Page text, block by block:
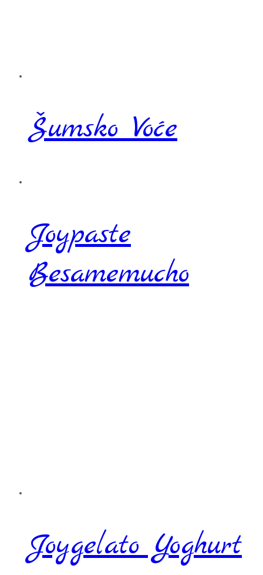
Šumsko Voće
Joypaste
Besamemucho
Joygelato Yoghurt